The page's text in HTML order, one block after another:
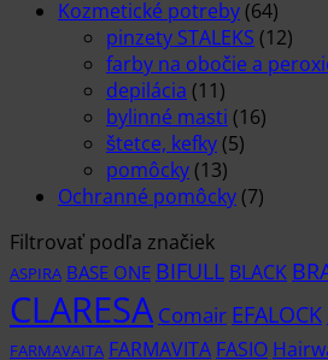
Kozmetické potreby (64)
pinzety STALEKS (12)
farby na obočie a
depilácia (11)
bylinné masti (16)
štetce, kefky (5)
pomôcky (13)
Ochranné pomôcky (7)
Filtrovať podľa značiek
ASPIRA BASE ONE BIFULL BLACK
CLARESA Comair EFALOCK
FARMAVAITA FARMAVITA FASIO